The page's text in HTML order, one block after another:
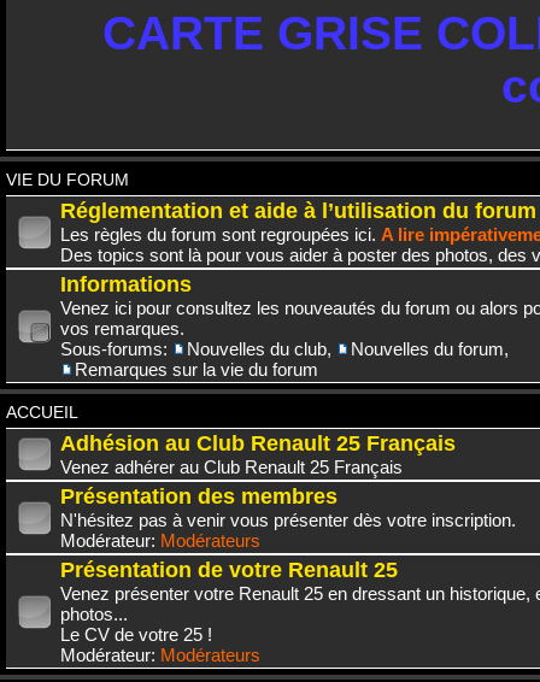
CARTE GRISE
VIE DU FORUM
Réglementation et aide à l’utilisation du forum
Les règles du forum sont regroupées ici. A lire
Des topics sont là pour vous aider à poster des photos, des
Informations
Venez ici pour consultez les nouveautés du forum ou alors
vos remarques.
Sous-forums:
Nouvelles du club, Nouvelles du forum,
Remarques sur la vie du forum
ACCUEIL
Adhésion au Club Renault 25 Français
Venez adhérer au Club Renault 25 Français
Présentation des membres
N'hésitez pas à venir vous présenter dès votre inscription.
Modérateur: Modérateurs
Présentation de votre Renault 25
Venez présenter votre Renault 25 en dressant un historique,
photos...
Le CV de votre 25 !
Modérateur: Modérateurs